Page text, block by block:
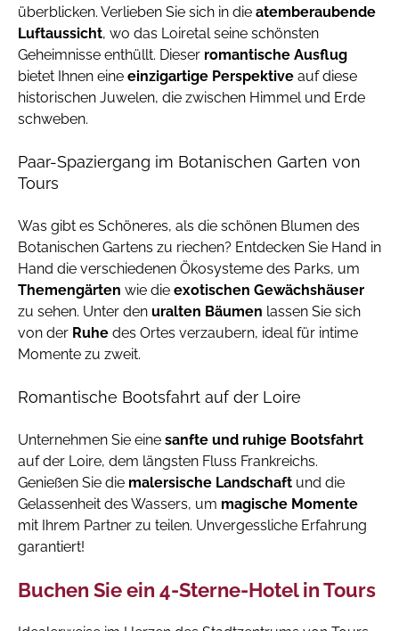
überblicken. Verlieben Sie sich in die atemberaubende
Luftaussicht, wo das Loiretal seine schönsten
Geheimnisse enthüllt. Dieser romantische Ausflug
bietet Ihnen eine einzigartige Perspektive auf diese
historischen Juwelen, die zwischen Himmel und Erde
schweben.
Paar-Spaziergang im Botanischen Garten von
Tours
Was gibt es Schöneres, als die schönen Blumen des
Botanischen Gartens zu riechen? Entdecken Sie Hand in
Hand die verschiedenen Ökosysteme des Parks, um
Themengärten wie die exotischen Gewächshäuser
zu sehen. Unter den uralten Bäumen lassen Sie sich
von der Ruhe des Ortes verzaubern, ideal für intime
Momente zu zweit.
Romantische Bootsfahrt auf der Loire
Unternehmen Sie eine sanfte und ruhige Bootsfahrt
auf der Loire, dem längsten Fluss Frankreichs.
Genießen Sie die malersische Landschaft und die
Gelassenheit des Wassers, um magische Momente
mit Ihrem Partner zu teilen. Unvergessliche Erfahrung
garantiert!
Buchen Sie ein 4-Sterne-Hotel in Tours